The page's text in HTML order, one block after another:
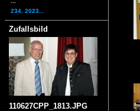
234. 2023...
Zufallsbild
110627CPP_1813.JPG